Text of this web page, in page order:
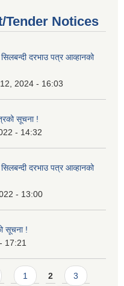
Notices
दरभाउ पत्र आव्हानको
2024 - 16:03
सूचना !
- 14:32
दरभाउ पत्र आव्हानको
- 13:00
सूचना !
17:21
1 2 3